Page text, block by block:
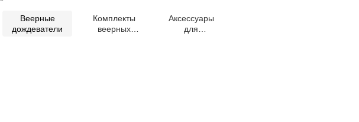
Веерные
дождеватели
Комплекты
веерных
Аксессуары
для